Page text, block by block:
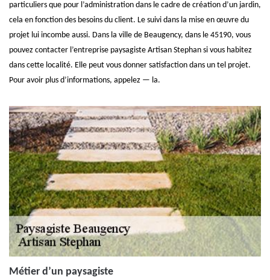
particuliers que pour l’administration dans le cadre de création d’un jardin,
cela en fonction des besoins du client. Le suivi dans la mise en œuvre du
projet lui incombe aussi. Dans la ville de Beaugency, dans le 45190, vous
pouvez contacter l’entreprise paysagiste Artisan Stephan si vous habitez
dans cette localité. Elle peut vous donner satisfaction dans un tel projet.
Pour avoir plus d’informations, appelez — la.
Métier d’un paysagiste